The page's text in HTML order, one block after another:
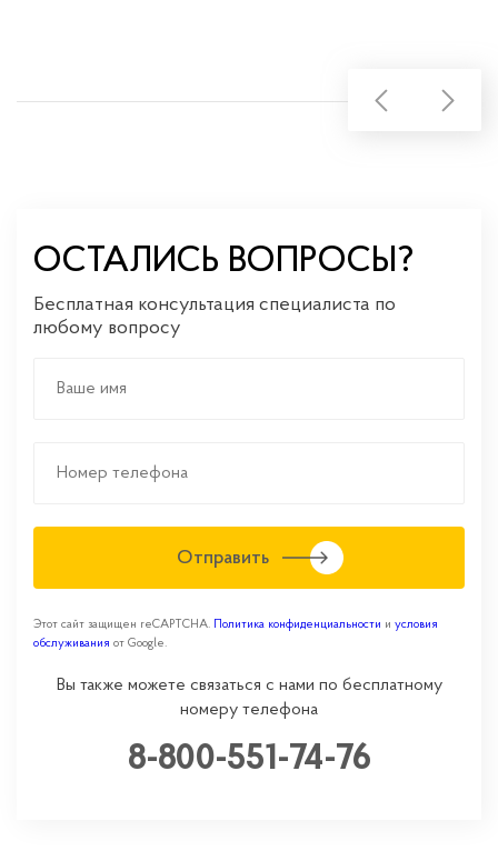
ОСТАЛИСЬ ВОПРОСЫ?
Бесплатная консультация специалиста по
любому вопросу
Отправить
Этот сайт защищен reCAPTCHA. Политика конфиденциальности и условия
обслуживания от Google.
Вы также можете связаться с нами по бесплатному
номеру телефона
8-800-551-74-76